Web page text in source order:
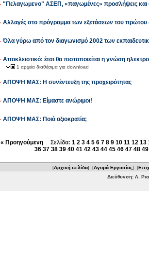
"Πελαγωμενο" ΑΣΕΠ, «παγωμένες» προσλήψεις και
Αλλαγές στο πρόγραμμα των εξετάσεων του πρώτου
Όλα γύρω από τον διαγωνισμό 2002 των
Αποκλειστικό: έτσι θα πιστοποιείται η γνώση
1 αρχεία διαθέσιμα για download
ΑΠΟΨΗ ΜΑΣ: Η συνέντευξη της προχειρότητας
ΑΠΟΨΗ ΜΑΣ: Είμαστε ανώριμοι!
ΑΠΟΨΗ ΜΑΣ: Ποιά αξιοκρατία;
« ΠροηγούμενηΣελίδα: 1 2 3 4 5 6 7 8 9 10 11 12 13
36 37 38 39 40 41 42 43 44 45 46 47 48 49
[Αρχική σελίδα] [Αγορά Εργασίας] [
Διεύθυνση: Λ.